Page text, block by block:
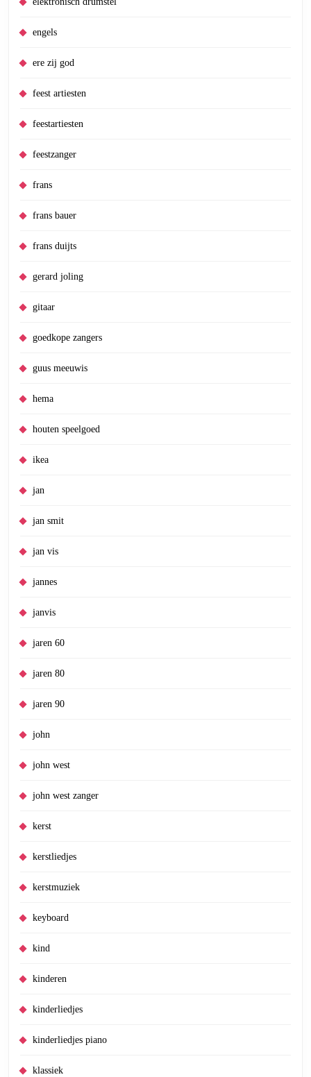
engels
ere zij god
feest artiesten
feestartiesten
feestzanger
frans
frans bauer
frans duijts
gerard joling
gitaar
goedkope zangers
guus meeuwis
hema
houten speelgoed
ikea
jan
jan smit
jan vis
jannes
janvis
jaren 60
jaren 80
jaren 90
john
john west
john west zanger
kerst
kerstliedjes
kerstmuziek
keyboard
kind
kinderen
kinderliedjes
kinderliedjes piano
klassiek